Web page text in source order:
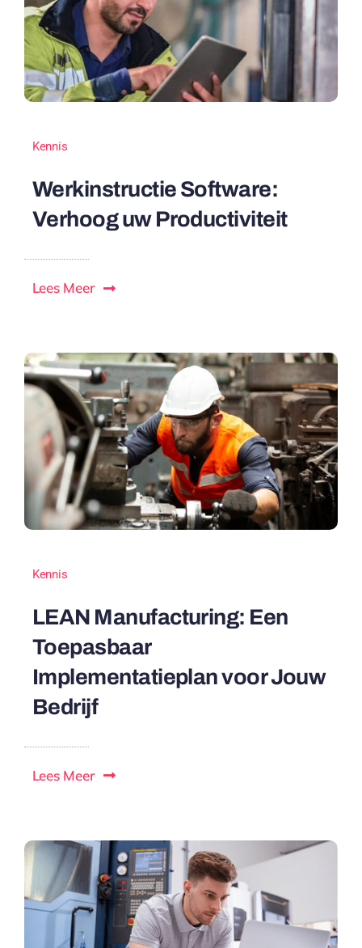
Kennis
Werkinstructie Software:
Verhoog uw Productiviteit
Lees Meer
Kennis
LEAN Manufacturing: Een
Toepasbaar
Implementatieplan voor Jouw
Bedrijf
Lees Meer